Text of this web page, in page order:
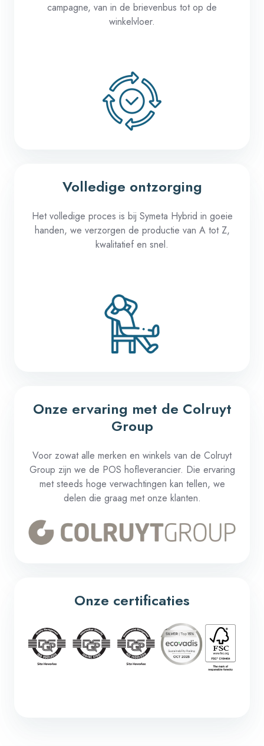
campagne, van in de brievenbus tot op de
winkelvloer.
Volledige ontzorging
Hetvolledige proces is bij Symeta Hybrid in goeie
handen, we verzorgen de productie van A totZ,
kwalitatief en snel.
Onze ervaring met de Colruyt
Group
Voor zowat alle merken en winkels van de Colruyt
Group zijn we de POS hofleverancier. Die ervaring
met steeds hoge verwachtingen kan tellen, we
delen die graag met onze klanten.
Onze certificaties